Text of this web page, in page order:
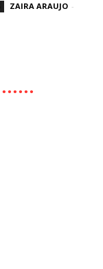
ZAIRA ARAUJO -